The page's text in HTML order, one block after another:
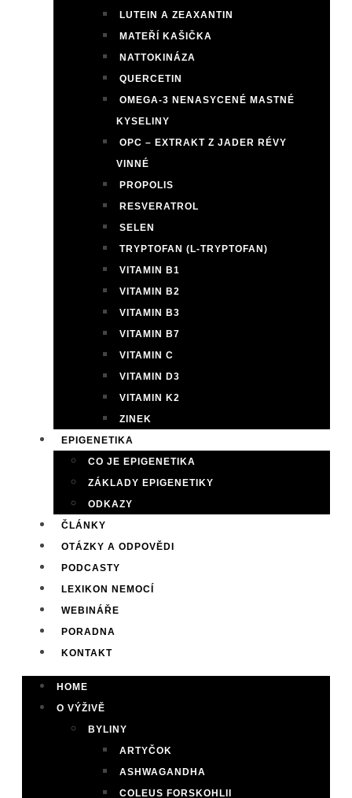
LUTEIN A ZEAXANTIN
MATEŘÍ KAŠIČKA
NATTOKINÁZA
QUERCETIN
OMEGA-3 NENASYCENÉ MASTNÉ
KYSELINY
OPC – EXTRAKT Z JADER RÉVY
VINNÉ
PROPOLIS
RESVERATROL
SELEN
TRYPTOFAN (L-TRYPTOFAN)
VITAMIN B1
VITAMIN B2
VITAMIN B3
VITAMIN B7
VITAMIN C
VITAMIN D3
VITAMIN K2
ZINEK
EPIGENETIKA
CO JE EPIGENETIKA
ZÁKLADY EPIGENETIKY
ODKAZY
ČLÁNKY
OTÁZKY A ODPOVĚDI
PODCASTY
LEXIKON NEMOCÍ
WEBINÁŘE
PORADNA
KONTAKT
HOME
O VÝŽIVĚ
BYLINY
ARTYČOK
ASHWAGANDHA
COLEUS FORSKOHLII